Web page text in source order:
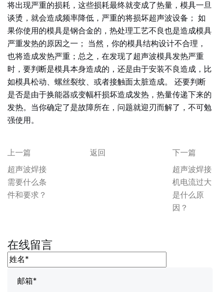
将出现严重的损耗，这些损耗最终就变成了热量，模具一旦
谈烫，就会造成频率降低，严重的将损坏超声波设备； 如
果你使用的模具是钢合金的，热处理工艺不良也是造成模具
严重发热的原因之一； 当然，你的模具结构设计不合理，
也将造成发热严重；总之，在发现了超声波模具发热严重
时，要判断是模具本身造成的，还是由于安装不良造成，比
如模具松动、螺丝裂纹、或者接触面太脏造成。 还要判断
是否是由于换能器或变幅杆损坏造成发热，热量传递下来的
发热。当你确定了是故障所在，问题就迎刃而解了，不可勉
强使用。
上一篇
超声波焊接
需要什么条
件和要求？
返回
下一篇
超声波焊接
机电流过大
是什么原
因？
在线留言